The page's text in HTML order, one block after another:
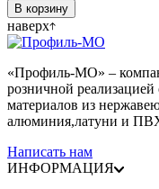
В корзину
наверх
«Профиль-МО» –
розничной
материалов из
алюминия,латуни и
Написать нам
ИНФОРМАЦИЯ